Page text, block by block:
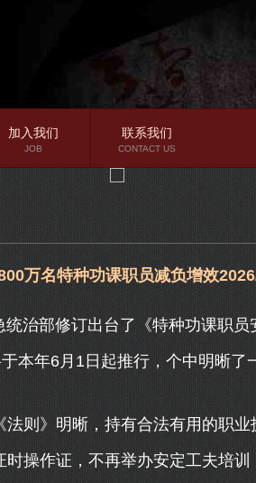
加入我们
JOB
联系我们
CONTACT US
万名特种功课职员减负增效
部修订出台了《特种功课职员
本年6月1日起推行，个中明晰了
则》明晰，持有合法有用的职业
操作证，不再举办安定工夫培训